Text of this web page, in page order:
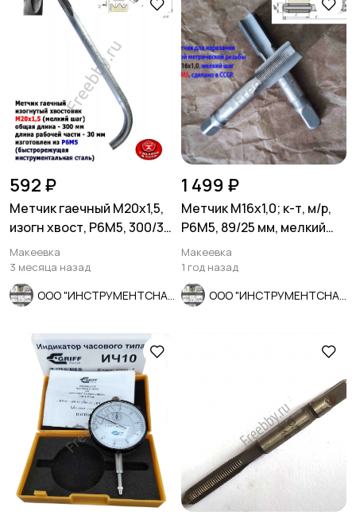
592 ₽
Метчик гаечный М20х1,5,
изогн хвост, Р6М5, 300/30
мм, мелкий шаг, СССР
Макеевка
3 месяца назад
1 499 ₽
Метчик М16х1,0; к-т, м/р,
Р6М5, 89/25 мм, мелкий
шаг, шлиф, СССР.
Макеевка
1 год назад